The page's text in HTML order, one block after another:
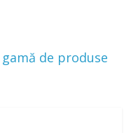
de produse